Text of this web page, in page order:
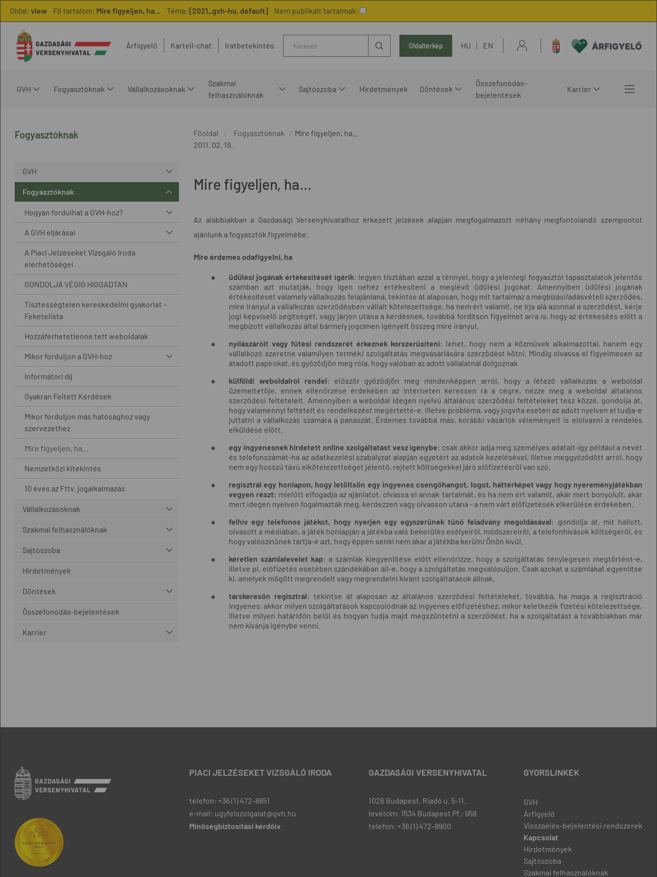
Oldal: view Fő tartalom: Mire figyeljen, ha... Téma: [2021_gvh-hu, default] Nem publikált tartalmak:
Árfigyelő Kartell-chat Iratbetekintés Oldaltérkép HU EN
GVH Fogyasztóknak Vállalkozásoknak
Szakmai
felhasználóknak
Sajtószoba Hirdetmények Döntések
Összefonódás-
bejelentések
Karrier
Fogyasztóknak
GVH
Fogyasztóknak
Hogyan fordulhat a GVH-hoz?
A GVH eljárásai
A Piaci Jelzéseket Vizsgáló Iroda
elérhetőségei
GONDOLJA VÉGIG HIGGADTAN
Tisztességtelen kereskedelmi gyakorlat –
Feketelista
Hozzáférhetetlenné tett weboldalak
Mikor forduljon a GVH-hoz
Informátori díj
Gyakran Feltett Kérdések
Mikor forduljon más hatósághoz vagy
szervezethez
Mire figyeljen, ha…
Nemzetközi kitekintés
10 éves az Fttv. jogalkalmazás
Vállalkozásoknak
Szakmai felhasználóknak
Sajtószoba
Hirdetmények
Döntések
Összefonódás-bejelentések
Karrier
Főoldal Fogyasztóknak
Mire figyeljen, ha…
2011. 02. 19.
Mire figyeljen, ha...
Az alábbiakban a Gazdasági Versenyhivatalhoz érkezett jelzések alapján megfogalmazott néhány megfontolandó szempontot
ajánlunk a fogyasztók figyelmébe.
Mire érdemes odafigyelni, ha
üdülési jogának értékesítését ígérik: legyen tisztában azzal a ténnyel, hogy a jelenlegi fogyasztói tapasztalatok jelentős
számban azt mutatják, hogy igen nehéz értékesíteni a meglévő üdülési jogokat. Amennyiben üdülési jogának
értékesítését valamely vállalkozás felajánlaná, tekintse át alaposan, hogy mit tartalmaz a megbízási/adásvételi szerződés,
mire irányul a vállalkozás szerződésben vállalt kötelezettsége, ha nem ért valamit, ne írja alá azonnal a szerződést, kérje
jogi képviselő segítségét, vagy járjon utána a kérdésnek, továbbá fordítson figyelmet arra is, hogy az értékesítés előtt a
megbízott vállalkozás által bármely jogcímen igényelt összeg mire irányul.
nyílászáróit vagy fűtési rendszerét érkeznek korszerűsíteni: lehet, hogy nem a közművek alkalmazottai, hanem egy
vállalkozó szeretne valamilyen termék/ szolgáltatás megvásárlására szerződést kötni. Mindig olvassa el figyelmesen az
átadott papírokat, és győzödjön meg róla, hogy valóban az adott vállalatnál dolgoznak
külföldi weboldalról rendel: először győződjön meg mindenképpen arról, hogy a létező vállalkozás a weboldal
üzemeltetője, ennek ellenőrzése érdekében az interneten keressen rá a cégre, nézze meg a weboldal általános
szerződési feltételeit. Amennyiben a weboldal idegen nyelvű általános szerződési feltételeket tesz közzé, gondolja át,
hogy valamennyi feltételt és rendelkezést megértette-e, illetve probléma, vagy jogvita esetén az adott nyelven el tudja-e
juttatni a vállalkozás számára a panaszát. Érdemes továbbá más, korábbi vásárlók véleményeit is elolvasni a rendelés
elküldése előtt.
egy ingyenesnek hirdetett online szolgáltatást vesz igénybe: csak akkor adja meg személyes adatait-így például a nevét
és telefonszámát-ha az adatkezelési szabályzat alapján egyetért az adatok kezelésével, illetve meggyőződött arról, hogy
nem egy hosszú távú elkötelezettséget jelentő, rejtett költségekkel járó előfizetésről van szó.
regisztrál egy honlapon, hogy letöltsön egy ingyenes csengőhangot, logot, háttérképet vagy hogy nyereményjátékban
vegyen részt: mielőtt elfogadja az ajánlatot, olvassa el annak tartalmát, és ha nem ért valamit, akár mert bonyolult, akár
mert idegen nyelven fogalmazták meg, kérdezzen vagy olvasson utána - a nem várt előfizetések elkerülése érdekében.
felhív egy telefonos játékot, hogy nyerjen egy egyszerűnek tűnő feladvány megoldásával: gondolja át, mit hallott,
olvasott a médiában, a játék honlapján a játékba való bekerülés esélyeiről, módszereiről, a telefonhívások költségéről, és
hogy valószínűnek tartja-e azt, hogy éppen senki nem akar a játékba kerülni Önön kívül.
kéretlen számlalevelet kap: a számlák kiegyenlítése előtt ellenőrizze, hogy a szolgáltatás ténylegesen megtörtént-e,
illetve pl. előfizetés esetében szándékában áll-e, hogy a szolgáltatás megvalósuljon. Csak azokat a számlákat egyenlítse
ki, amelyek mögött megrendelt vagy megrendelni kívánt szolgáltatások állnak.
társkeresőn regisztrál: tekintse át alaposan az általános szerződési feltételeket, továbbá, ha maga a regisztráció
ingyenes, akkor milyen szolgáltatások kapcsolódnak az ingyenes előfizetéshez, mikor keletkezik fizetési kötelezettsége,
illetve milyen határidőn belül és hogyan tudja majd megszüntetni a szerződést, ha a szolgáltatást a továbbiakban már
nem kívánja igénybe venni.
PIACI JELZÉSEKET VIZSGÁLÓ IRODA
telefon: +36 (1) 472-8851
e-mail: ugyfelszolgalat@gvh.hu
Minőségbiztosítási kérdőív
GAZDASÁGI VERSENYHIVATAL
1026 Budapest, Riadó u. 5-11.
levélcím: 1534 Budapest Pf.: 958
telefon: +36 (1) 472-8900
GYORSLINKEK
GVH
Árfigyelő
Visszaélés-bejelentési rendszerek
Kapcsolat
Hirdetmények
Sajtószoba
Szakmai felhasználóknak